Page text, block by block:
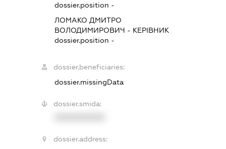
dossier.position -
ЛОМАКО ДМИТРО
ВОЛОДИМИРОВИЧ - КЕРІВНИК
dossier.position -
dossier.beneficiaries:
dossier.missingData
dossier.smida:
dossier.address: